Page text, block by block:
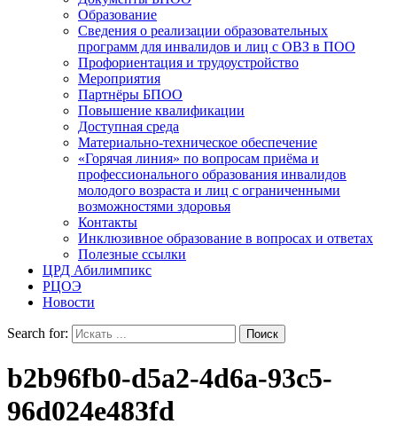
Образование
Сведения о реализации образовательных
программ для инвалидов и лиц с ОВЗ в ПОО
Профориентация и трудоустройство
Мероприятия
Партнёры БПОО
Повышение квалификации
Доступная среда
Материально-техническое обеспечение
«Горячая линия» по вопросам приёма и
профессионального образования инвалидов
молодого возраста и лиц с ограниченными
возможностями здоровья
Контакты
Инклюзивное образование в вопросах и ответах
Полезные ссылки
ЦРД Абилимпикс
РЦОЭ
Новости
Search for:
b2b96fb0-d5a2-4d6a-93c5-
96d024e483fd